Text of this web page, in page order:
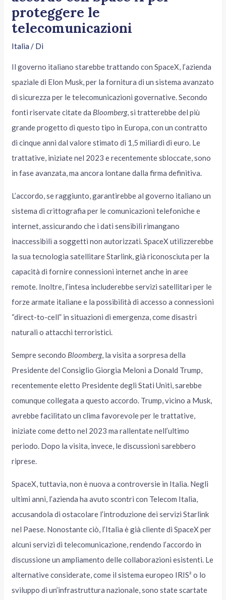
proteggere le
telecomunicazioni
Italia / Di
Il governo italiano starebbe trattando con SpaceX, l’azienda
spaziale di Elon Musk, per la fornitura di un sistema avanzato
di sicurezza per le telecomunicazioni governative. Secondo
fonti riservate citate da Bloomberg, si tratterebbe del più
grande progetto di questo tipo in Europa, con un contratto
di cinque anni dal valore stimato di 1,5 miliardi di euro. Le
trattative, iniziate nel 2023 e recentemente sbloccate, sono
in fase avanzata, ma ancora lontane dalla firma definitiva.
L’accordo, se raggiunto, garantirebbe al governo italiano un
sistema di crittografia per le comunicazioni telefoniche e
internet, assicurando che i dati sensibili rimangano
inaccessibili a soggetti non autorizzati. SpaceX utilizzerebbe
la sua tecnologia satellitare Starlink, già riconosciuta per la
capacità di fornire connessioni internet anche in aree
remote. Inoltre, l’intesa includerebbe servizi satellitari per le
forze armate italiane e la possibilità di accesso a connessioni
“direct-to-cell” in situazioni di emergenza, come disastri
naturali o attacchi terroristici.
Sempre secondo Bloomberg, la visita a sorpresa della
Presidente del Consiglio Giorgia Meloni a Donald Trump,
recentemente eletto Presidente degli Stati Uniti, sarebbe
comunque collegata a questo accordo. Trump, vicino a Musk,
avrebbe facilitato un clima favorevole per le trattative,
iniziate come detto nel 2023 ma rallentate nell’ultimo
periodo. Dopo la visita, invece, le discussioni sarebbero
riprese.
SpaceX, tuttavia, non è nuova a controversie in Italia. Negli
ultimi anni, l’azienda ha avuto scontri con Telecom Italia,
accusandola di ostacolare l’introduzione dei servizi Starlink
nel Paese. Nonostante ciò, l’Italia è già cliente di SpaceX per
alcuni servizi di telecomunicazione, rendendo l’accordo in
discussione un ampliamento delle collaborazioni esistenti. Le
alternative considerate, come il sistema europeo IRIS² o lo
sviluppo di un’infrastruttura nazionale, sono state scartate